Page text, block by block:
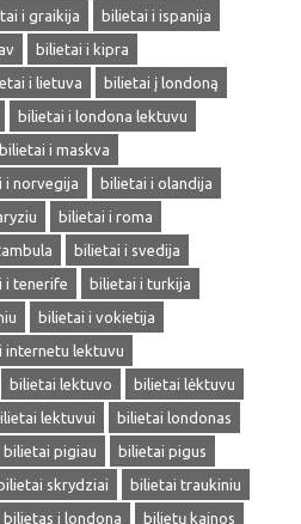
i graikija
bilietai i ispanija
bilietai i kipra
i lietuva
bilietai į londoną
bilietai i londona lektuvu
bilietai i maskva
i norvegija
bilietai i olandija
bilietai i roma
bilietai i svedija
i tenerife
bilietai i turkija
bilietai i vokietija
internetu lektuvu
bilietai lektuvo
bilietai lėktuvu
lektuvui
bilietai londonas
bilietai pigiau
bilietai pigus
bilietai skrydziai
bilietai traukiniu
bilietas i londona
bilietų kainos